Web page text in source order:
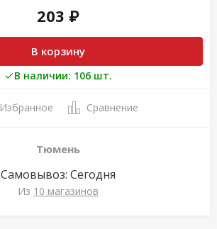
203 ₽
В корзину
В наличии: 106 шт.
Избранное Сравнение
Тюмень
Самовывоз: Сегодня
Из 10 магазинов